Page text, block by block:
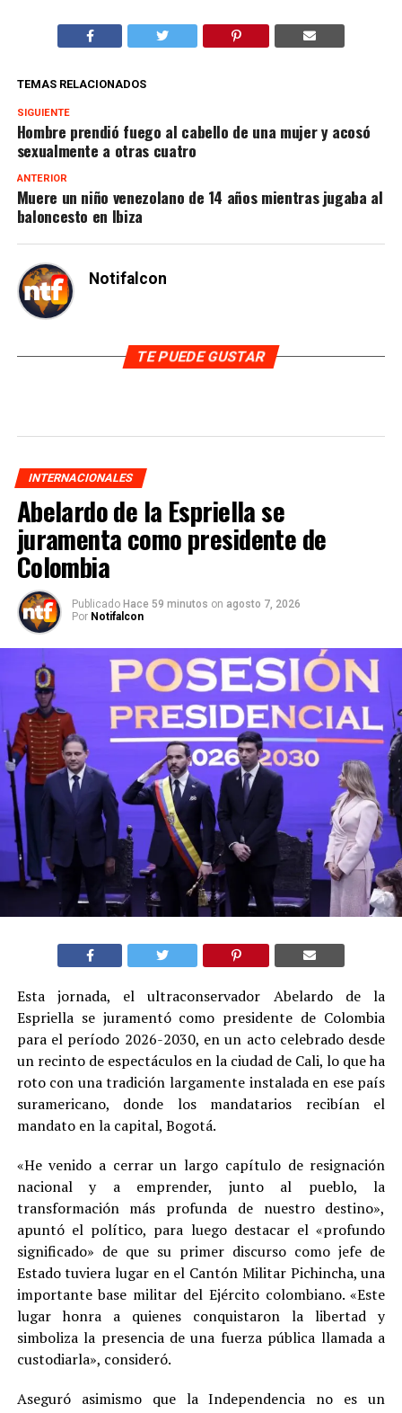
TEMAS RELACIONADOS
SIGUIENTE
Hombre prendió fuego al cabello de una mujer y acosó
sexualmente a otras cuatro
ANTERIOR
Muere un niño venezolano de 14 años mientras jugaba al
baloncesto en Ibiza
Notifalcon
TE PUEDE GUSTAR
INTERNACIONALES
Abelardo de la Espriella se
juramenta como presidente de
Colombia
Publicado Hace 59 minutos on agosto 7, 2026
Por Notifalcon
Esta jornada, el ultraconservador Abelardo de la
Espriella se juramentó como presidente de Colombia
para el período 2026-2030, en un acto celebrado desde
un recinto de espectáculos en la ciudad de Cali, lo que ha
roto con una tradición largamente instalada en ese país
suramericano, donde los mandatarios recibían el
mandato en la capital, Bogotá.
«He venido a cerrar un largo capítulo de resignación
nacional y a emprender, junto al pueblo, la
transformación más profunda de nuestro destino»,
apuntó el político, para luego destacar el «profundo
significado» de que su primer discurso como jefe de
Estado tuviera lugar en el Cantón Militar Pichincha, una
importante base militar del Ejército colombiano. «Este
lugar honra a quienes conquistaron la libertad y
simboliza la presencia de una fuerza pública llamada a
custodiarla», consideró.
Aseguró asimismo que la Independencia no es un